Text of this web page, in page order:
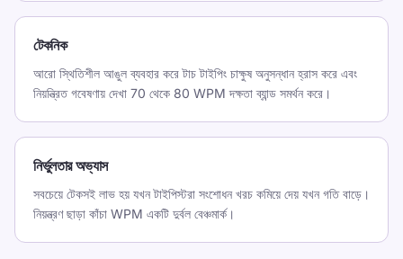
এই পৃষ্ঠা শেয়ার করুন
X এ শেয়ার করুন
Facebook এ শেয়ার করুন
WhatsApp এ শেয়ার করুন
পরিসংখ্যান
টেকনিক
আরো স্থিতিশীল আঙুল ব্যবহার করে টাচ টাইপিং চাক্ষুষ অনুসন্ধান হ্রাস করে এবং
নিয়ন্ত্রিত গবেষণায় দেখা 70 থেকে 80 WPM দক্ষতা ব্যান্ড সমর্থন করে।
নির্ভুলতার অভ্যাস
সবচেয়ে টেকসই লাভ হয় যখন টাইপিস্টরা সংশোধন খরচ কমিয়ে দেয় যখন গতি বাড়ে।
নিয়ন্ত্রণ ছাড়া কাঁচা WPM একটি দুর্বল বেঞ্চমার্ক।